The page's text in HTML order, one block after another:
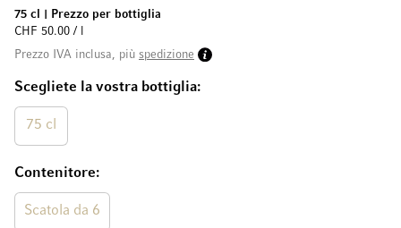
Scegliete la vostra bottiglia
75 cl
Contenitore
Scatola da 6
75 cl
Prezzo per bottiglia
CHF 50.00 / l
Prezzo IVA inclusa, più spedizione